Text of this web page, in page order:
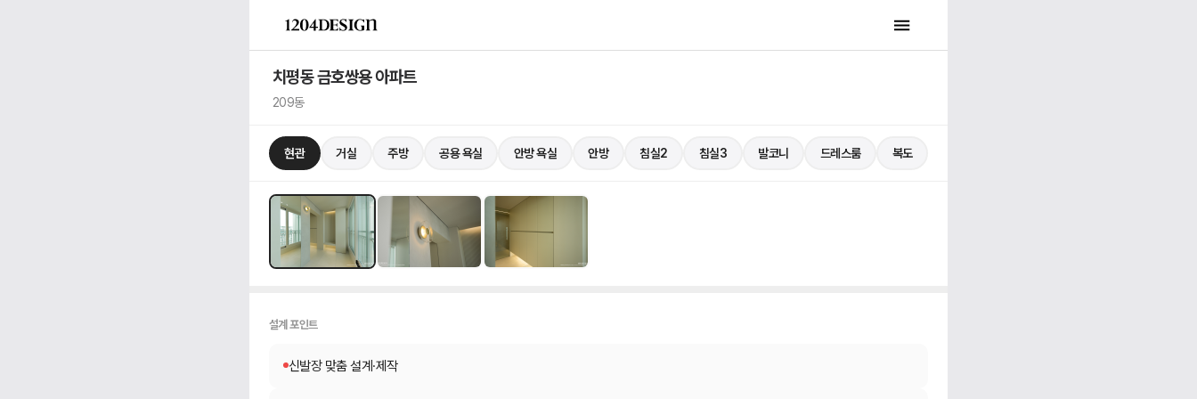
치평동 금호쌍용 아파트
209동
현관 거실 주방 공용 욕실 안방 욕실 안방 침실2 침실3 발코니 드레스룸 복도
현관 1 / 3
설계 포인트
신발장 맞춤 설계·제작